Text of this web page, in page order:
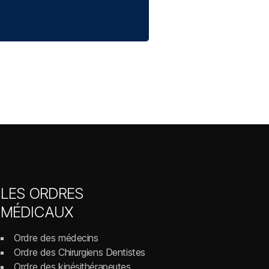
LES ORDRES
MÉDICAUX
Ordre des médecins
Ordre des Chirurgiens Dentistes
Ordre des kinésithérapeutes